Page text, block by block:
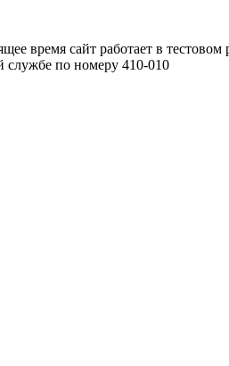
время сайт работает в
по номеру 410-010